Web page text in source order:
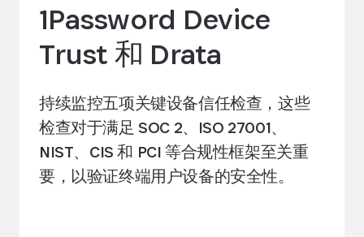
1Password Device
Trust 和 Drata
持续监控五项关键设备信任检查，这些
检查对于满足 SOC 2、ISO 27001、
NIST、CIS 和 PCI 等合规性框架至关重
要，以验证终端用户设备的安全性。